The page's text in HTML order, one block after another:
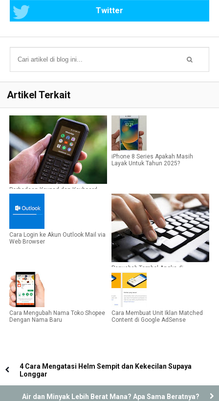
Twitter
Artikel Terkait
Perbedaan Keypad dan Keyboard,
iPhone 8 Series Apakah Masih
Layak Untuk Tahun 2025?
Cara Login ke Akun Outlook Mail via
Web Browser
Penyebab Tombol Angka di
Keyboard Tidak Berfungsi
Cara Mengubah Nama Toko Shopee
Dengan Nama Baru
Cara Membuat Unit Iklan Matched
Content di Google AdSense
4 Cara Mengatasi Helm Sempit dan Kekecilan Supaya
Longgar
Air dan Minyak Lebih Berat Mana? Apa Sama Beratnya?